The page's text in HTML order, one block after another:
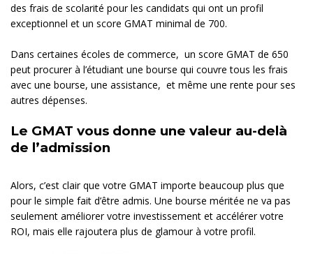
des frais de scolarité pour les candidats qui ont un profil
exceptionnel et un score GMAT minimal de 700.
Dans certaines écoles de commerce, un score GMAT de 650
peut procurer à l’étudiant une bourse qui couvre tous les frais
avec une bourse, une assistance, et même une rente pour ses
autres dépenses.
Le GMAT vous donne une valeur au-delà
de l’admission
Alors, c’est clair que votre GMAT importe beaucoup plus que
pour le simple fait d’être admis. Une bourse méritée ne va pas
seulement améliorer votre investissement et accélérer votre
ROI, mais elle rajoutera plus de glamour à votre profil.